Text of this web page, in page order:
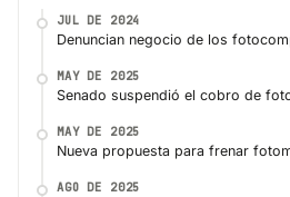
JUL DE 2024
Denuncian negocio de los
MAY DE 2025
Senado suspendió el cobro de
MAY DE 2025
Nueva propuesta para frenar
AGO DE 2025